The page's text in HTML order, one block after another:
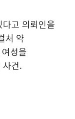
고 의뢰인을
쳐 약
성을
사건.